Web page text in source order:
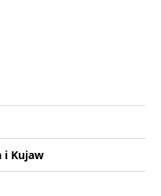
i Kujaw